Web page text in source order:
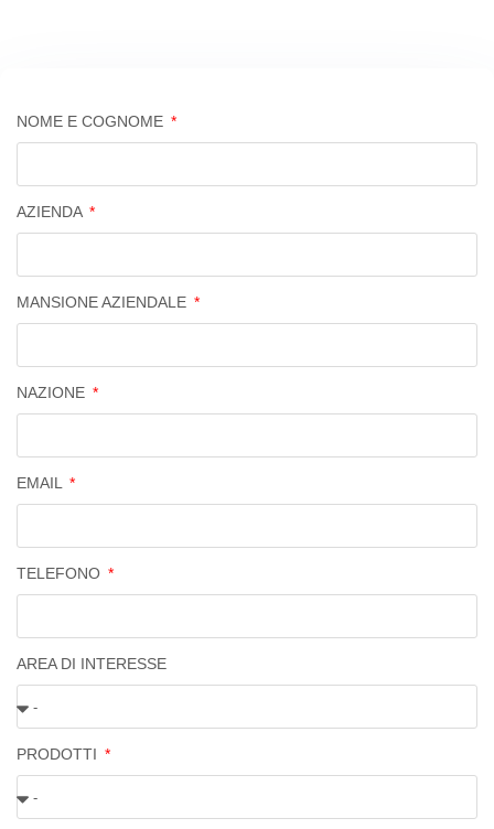
NOME E COGNOME
AZIENDA
MANSIONE AZIENDALE
NAZIONE
EMAIL
TELEFONO
AREA DI INTERESSE
PRODOTTI